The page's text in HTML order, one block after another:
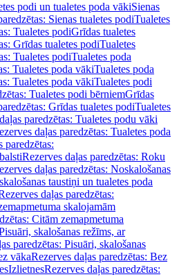
podi un tualetes poda vākiSienas
Sienas tualetes podiTualetes
Tualetes podiGrīdas tualetes
Grīdas tualetes podiTualetes
Tualetes podiTualetes poda
Tualetes poda vākiTualetes poda
Tualetes poda vākiTualetes podi
Tualetes podi bērniemGrīdas
Grīdas tualetes podiTualetes
paredzētas: Tualetes podu vāki
daļas paredzētas: Tualetes poda
paredzētas:
Rezerves daļas paredzētas: Roku
daļas paredzētas: Noskalošanas
taustiņi un tualetes poda
daļas paredzētas:
skalojamām
Citām zemapmetuma
skalošanas režīms, ar
paredzētas: Pisuāri, skalošanas
vākaRezerves daļas paredzētas: Bez
IzlietnesRezerves daļas paredzētas: